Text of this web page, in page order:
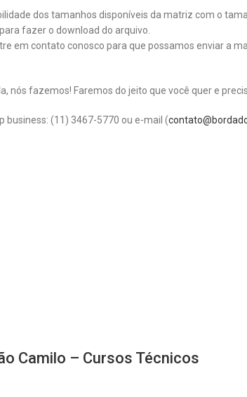
dos tamanhos disponíveis da matriz com o
fazer o download do arquivo.
em contato conosco para que possamos enviar a
nós fazemos! Faremos do jeito que você quer e
business: (11) 3467-5770 ou e-mail (
Camilo – Cursos Técnicos